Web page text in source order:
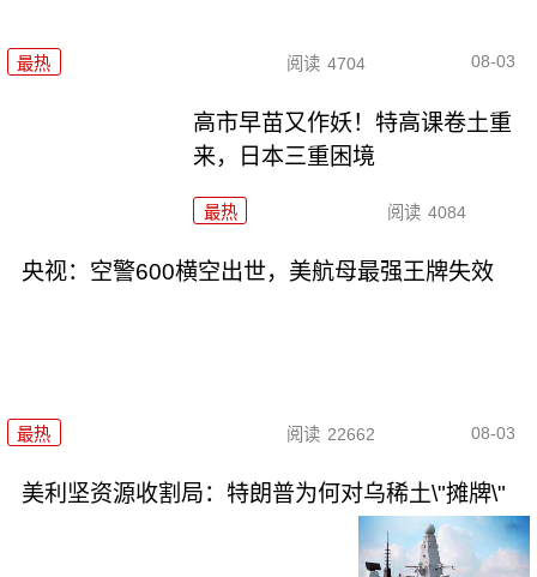
最热 阅读 4704 08-03
高市早苗又作妖！特高课卷土重
来，日本三重困境
最热 阅读 4084
央视：空警600横空出世，美航母最强王牌失效
最热 阅读 22662 08-03
美利坚资源收割局：特朗普为何对乌稀土\"摊牌\"